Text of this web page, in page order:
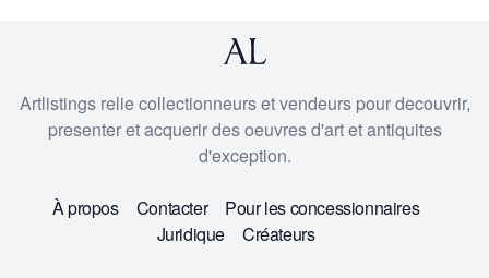
Artlistings relie collectionneurs et vendeurs pour decouvrir,
presenter et acquerir des oeuvres d'art et antiquites
d'exception.
À propos Contacter
Pour les concessionnaires
Juridique
Créateurs